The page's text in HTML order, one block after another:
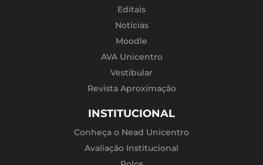
Editais
Notícias
Moodle
AVA Unicentro
Vestibular
Revista Aproximação
INSTITUCIONAL
Conheça o Nead Unicentro
Avaliação Institucional